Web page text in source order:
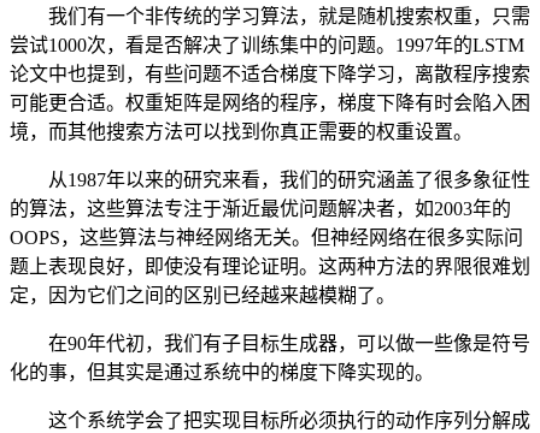
我们有一个非传统的学习算法，就是随机搜索权重，只需
尝试1000次，看是否解决了训练集中的问题。1997年的LSTM
论文中也提到，有些问题不适合梯度下降学习，离散程序搜索
可能更合适。权重矩阵是网络的程序，梯度下降有时会陷入困
境，而其他搜索方法可以找到你真正需要的权重设置。
从1987年以来的研究来看，我们的研究涵盖了很多象征性
的算法，这些算法专注于渐近最优问题解决者，如2003年的
OOPS，这些算法与神经网络无关。但神经网络在很多实际问
题上表现良好，即使没有理论证明。这两种方法的界限很难划
定，因为它们之间的区别已经越来越模糊了。
在90年代初，我们有子目标生成器，可以做一些像是符号
化的事，但其实是通过系统中的梯度下降实现的。
这个系统学会了把实现目标所必须执行的动作序列分解成